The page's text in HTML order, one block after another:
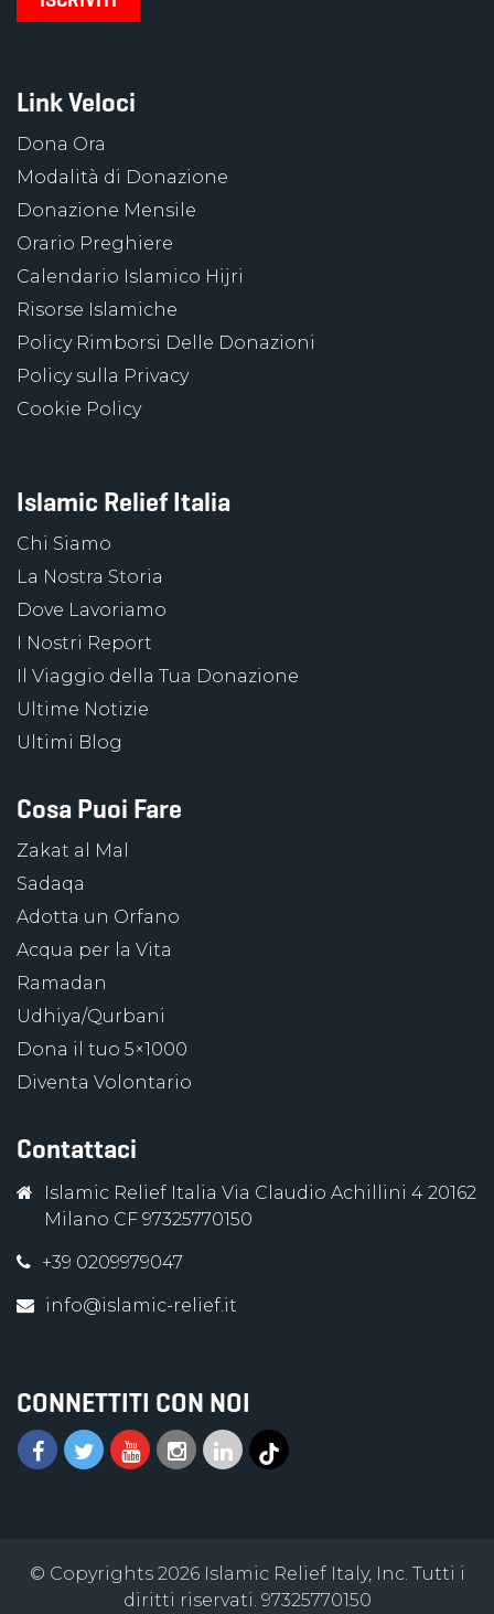
Link Veloci
Dona Ora
Modalità di Donazione
Donazione Mensile
Orario Preghiere
Calendario Islamico Hijri
Risorse Islamiche
Policy Rimborsi Delle Donazioni
Policy sulla Privacy
Cookie Policy
Islamic Relief Italia
Chi Siamo
La Nostra Storia
Dove Lavoriamo
I Nostri Report
Il Viaggio della Tua Donazione
Ultime Notizie
Ultimi Blog
Cosa Puoi Fare
Zakat al Mal
Sadaqa
Adotta un Orfano
Acqua per la Vita
Ramadan
Udhiya/Qurbani
Dona il tuo 5×1000
Diventa Volontario
Contattaci
Islamic Relief Italia Via Claudio Achillini 4 20162
Milano CF 97325770150
+39 0209979047
info@islamic-relief.it
CONNETTITI CON NOI
© Copyrights 2026 Islamic Relief Italy, Inc. Tutti i
diritti riservati. 97325770150